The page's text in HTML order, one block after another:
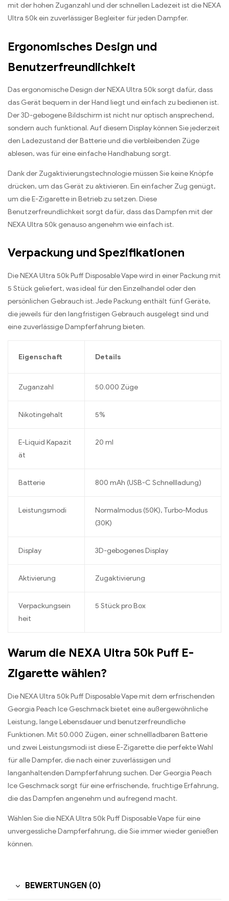
mit der hohen Zuganzahl und der schnellen Ladezeit ist die NEXA
Ultra 50k ein zuverlässiger Begleiter für jeden Dampfer.
Ergonomisches Design und
Benutzerfreundlichkeit
Das ergonomische Design der NEXA Ultra 50k sorgt dafür, dass
das Gerät bequem in der Hand liegt und einfach zu bedienen ist.
Der 3D-gebogene Bildschirm ist nicht nur optisch ansprechend,
sondern auch funktional. Auf diesem Display können Sie jederzeit
den Ladezustand der Batterie und die verbleibenden Züge
ablesen, was für eine einfache Handhabung sorgt.
Dank der Zugaktivierungstechnologie müssen Sie keine Knöpfe
drücken, um das Gerät zu aktivieren. Ein einfacher Zug genügt,
um die E-Zigarette in Betrieb zu setzen. Diese
Benutzerfreundlichkeit sorgt dafür, dass das Dampfen mit der
NEXA Ultra 50k genauso angenehm wie einfach ist.
Verpackung und Spezifikationen
Die NEXA Ultra 50k Puff Disposable Vape wird in einer Packung mit
5 Stück geliefert, was ideal für den Einzelhandel oder den
persönlichen Gebrauch ist. Jede Packung enthält fünf Geräte,
die jeweils für den langfristigen Gebrauch ausgelegt sind und
eine zuverlässige Dampferfahrung bieten.
Eigenschaft Details
Zuganzahl 50.000 Züge
Nikotingehalt 5%
E-Liquid Kapazit
ät
20 ml
Batterie 800 mAh (USB-C Schnellladung)
Leistungsmodi
Normalmodus (50K), Turbo-Modus
(30K)
Display 3D-gebogenes Display
Aktivierung Zugaktivierung
Verpackungsein
heit
5 Stück pro Box
Warum die NEXA Ultra 50k Puff E-
Zigarette wählen?
Die NEXA Ultra 50k Puff Disposable Vape mit dem erfrischenden
Georgia Peach Ice Geschmack bietet eine außergewöhnliche
Leistung, lange Lebensdauer und benutzerfreundliche
Funktionen. Mit 50.000 Zügen, einer schnellladbaren Batterie
und zwei Leistungsmodi ist diese E-Zigarette die perfekte Wahl
für alle Dampfer, die nach einer zuverlässigen und
langanhaltenden Dampferfahrung suchen. Der Georgia Peach
Ice Geschmack sorgt für eine erfrischende, fruchtige Erfahrung,
die das Dampfen angenehm und aufregend macht.
Wählen Sie die NEXA Ultra 50k Puff Disposable Vape für eine
unvergessliche Dampferfahrung, die Sie immer wieder genießen
können.
BEWERTUNGEN (0)